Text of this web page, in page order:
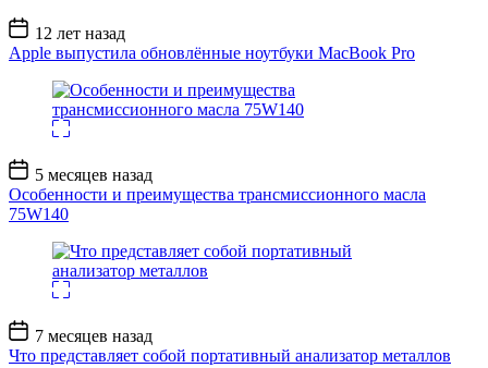
Дата
записи
12 лет назад
Apple выпустила обновлённые ноутбуки MacBook Pro
Дата
записи
5 месяцев назад
Особенности и преимущества трансмиссионного масла
75W140
Дата
записи
7 месяцев назад
Что представляет собой портативный анализатор металлов